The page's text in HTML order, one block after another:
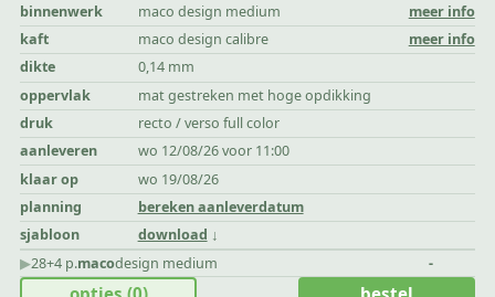
binnenwerk maco design medium
meer info
kaft
maco design calibre
meer info
dikte
0,14 mm
oppervlak
mat gestreken met hoge opdikking
druk
recto / verso full color
aanleveren
wo 12/08/26 voor 11:00
klaar op
wo 19/08/26
planning
bereken aanleverdatum
sjabloon
download
▶︎28+4 p.macodesign medium -